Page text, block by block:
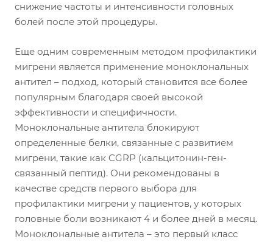
снижение частоты и интенсивности головных
болей после этой процедуры.
Еще одним современным методом профилактики
мигрени является применение моноклональных
антител – подход, который становится все более
популярным благодаря своей высокой
эффективности и специфичности.
Моноклональные антитела блокируют
определенные белки, связанные с развитием
мигрени, такие как CGRP (кальцитонин-ген-
связанный пептид). Они рекомендованы в
качестве средств первого выбора для
профилактики мигрени у пациентов, у которых
головные боли возникают 4 и более дней в месяц.
Моноклональные антитела – это первый класс